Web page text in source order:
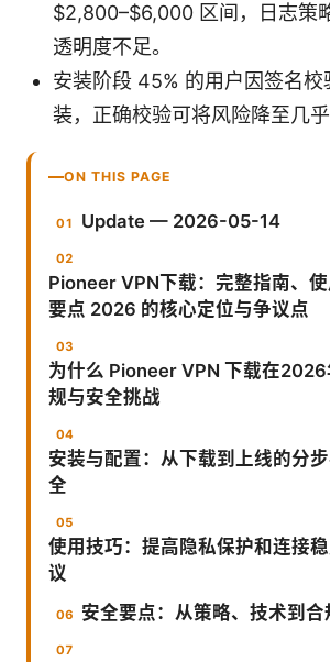
$2,800–$6,000 区间，日志策
透明度不足。
安装阶段 45% 的用户因签名校
装，正确校验可将风险降至几乎
ON THIS PAGE
Update — 2026-05-14
Pioneer VPN下载：完整指南、
要点 2026 的核心定位与争议点
为什么 Pioneer VPN 下载在
规与安全挑战
安装与配置：从下载到上线的分
全
使用技巧：提高隐私保护和连接
议
安全要点：从策略、技术到